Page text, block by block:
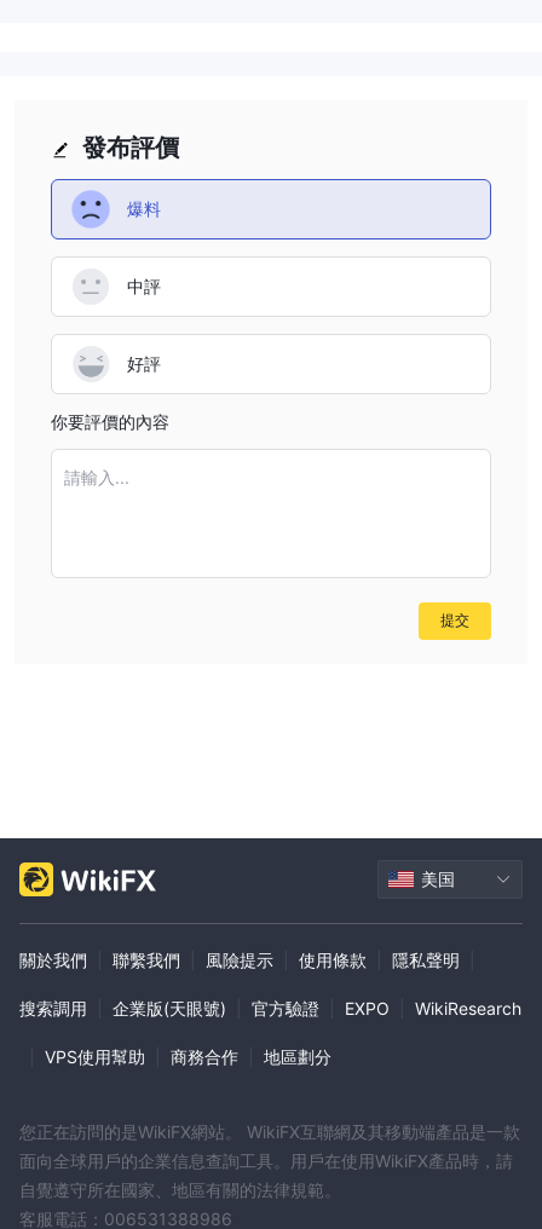
發布評價
爆料
中評
好評
你要評價的內容
請輸入...
提交
美国
關於我們 聯繫我們 風險提示 使用條款 隱私聲明
搜索調用 企業版(天眼號) 官方驗證 EXPO WikiResearch
VPS使用幫助 商務合作 地區劃分
您正在訪問的是WikiFX網站。 WikiFX互聯網及其移動端產品是一款
面向全球用戶的企業信息查詢工具。用戶在使用WikiFX產品時，請
自覺遵守所在國家、地區有關的法律規範。
客服電話：006531388986